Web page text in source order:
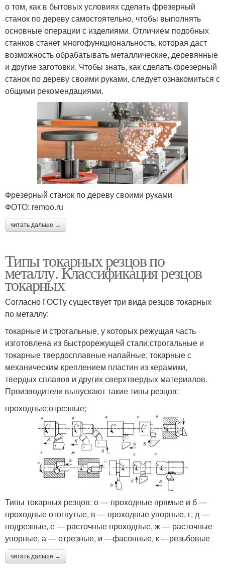
о том, как в бытовых условиях сделать фрезерный
станок по дереву самостоятельно, чтобы выполнять
основные операции с изделиями. Отличием подобных
станков станет многофункциональность, которая даст
возможность обрабатывать металлические, деревянные
и другие заготовки. Чтобы знать, как сделать фрезерный
станок по дереву своими руками, следует ознакомиться с
общими рекомендациями.
Фрезерный станок по дереву своими руками
ФОТО: remoo.ru
читать дальше →
Типы токарных резцов по
металлу. Классификация резцов
токарных
Согласно ГОСТу существует три вида резцов токарных
по металлу:
токарные и строгальные, у которых режущая часть
изготовлена из быстрорежущей стали;строгальные и
токарные твердосплавные напайные; токарные с
механическим креплением пластин из керамики,
твердых сплавов и других сверхтвердых материалов.
Производители выпускают такие типы резцов:
проходные;отрезные;
Типы токарных резцов: о — проходные прямые и б —
проходные отогнутые, в — проходные упорные, г, д —
подрезные, е — расточные проходные, ж — расточные
упорные, а — отрезные, и —фасонные, к —резьбовые
читать дальше →